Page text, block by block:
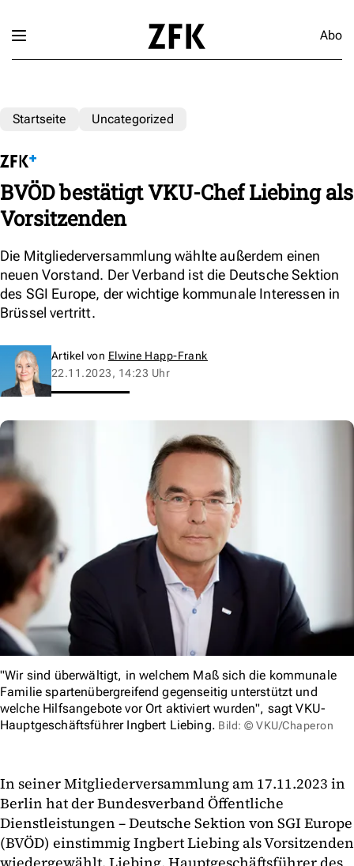
Abo
Startseite Uncategorized
BVÖD bestätigt VKU-Chef Liebing als
Vorsitzenden
Die Mitgliederversammlung wählte außerdem einen
neuen Vorstand. Der Verband ist die Deutsche Sektion
des SGI Europe, der wichtige kommunale Interessen in
Brüssel vertritt.
Artikel von Elwine Happ-Frank
22.11.2023, 14:23 Uhr
"Wir sind überwältigt, in welchem Maß sich die kommunale
Familie spartenübergreifend gegenseitig unterstützt und
welche Hilfsangebote vor Ort aktiviert wurden", sagt VKU-
Hauptgeschäftsführer Ingbert Liebing. Bild: © VKU/Chaperon
In seiner Mitgliederversammlung am 17.11.2023 in
Berlin hat der Bundesverband Öffentliche
Dienstleistungen – Deutsche Sektion von SGI Europe
(BVÖD) einstimmig Ingbert Liebing als Vorsitzenden